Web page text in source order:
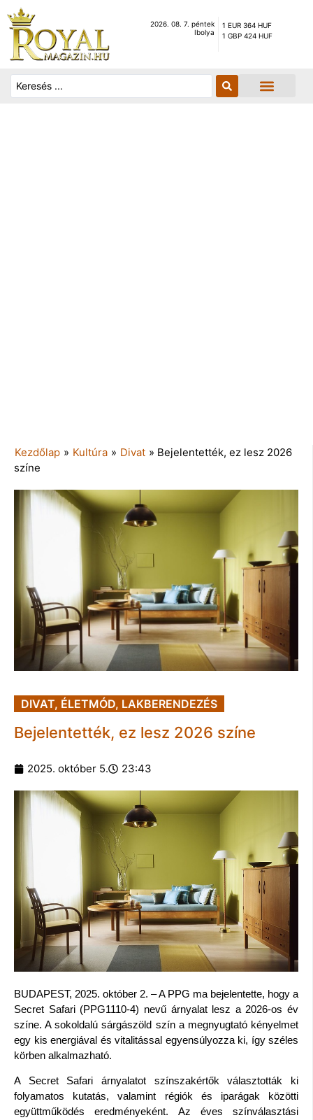
2026. 08. 7. péntek
Ibolya
1 EUR 364 HUF
1 GBP 424 HUF
Kezdőlap » Kultúra » Divat » Bejelentették, ez lesz 2026
színe
DIVAT, ÉLETMÓD, LAKBERENDEZÉS
Bejelentették, ez lesz 2026 színe
2025. október 5. 23:43
BUDAPEST, 2025. október 2. – A PPG ma bejelentette, hogy a
Secret Safari (PPG1110-4) nevű árnyalat lesz a 2026-os év
színe. A sokoldalú sárgászöld szín a megnyugtató kényelmet
egy kis energiával és vitalitással egyensúlyozza ki, így széles
körben alkalmazható.
A Secret Safari árnyalatot színszakértők választották ki
folyamatos kutatás, valamint régiók és iparágak közötti
együttműködés eredményeként. Az éves színválasztási